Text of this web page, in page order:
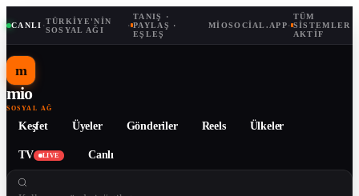
CANLI ·TÜRKIYE'NIN
SOSYAL AĞI
·
TANIŞ ·
PAYLAŞ ·
EŞLEŞ
MIOSOCIAL.APP·
TÜM
SISTEMLER
AKTIF
m
mio
SOSYAL AĞ
Keşfet Üyeler Gönderiler Reels Ülkeler
TV LIVE Canlı